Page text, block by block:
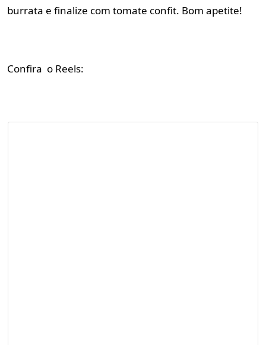
burrata e finalize com tomate confit. Bom apetite!
Confira o Reels: